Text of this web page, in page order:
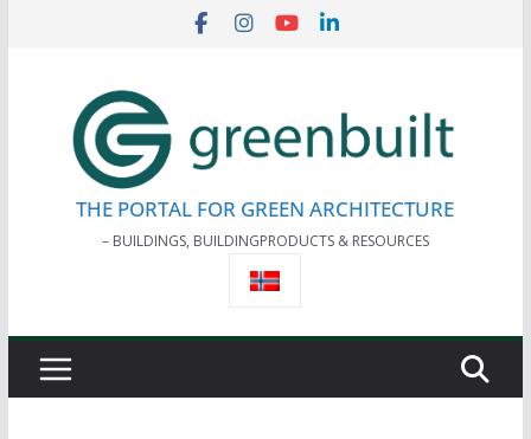
THE PORTAL FOR GREEN ARCHITECTURE
– BUILDINGS, BUILDINGPRODUCTS & RESOURCES